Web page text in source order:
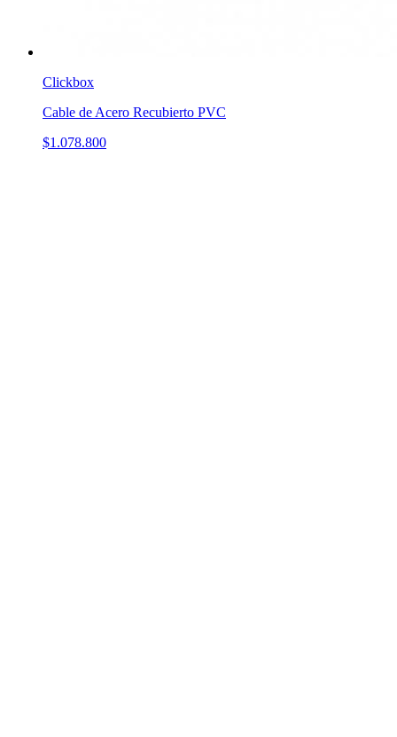
Clickbox
Cable de Acero Recubierto PVC
$1.078.800